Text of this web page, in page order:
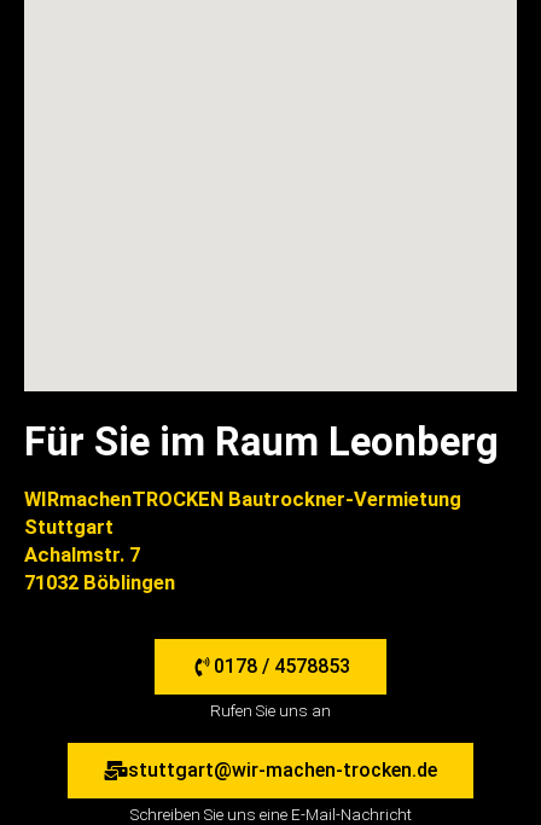
Für Sie im Raum Leonberg
WIRmachenTROCKEN Bautrockner-Vermietung
Stuttgart
Achalmstr. 7
71032 Böblingen
0178 / 4578853
Rufen Sie uns an
stuttgart@wir-machen-trocken.de
Schreiben Sie uns eine E-Mail-Nachricht